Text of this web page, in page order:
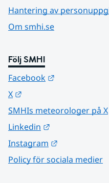
Hantering av
Om smhi.se
Följ SMHI
Facebook
X
SMHIs meteorologer på X
Linkedin
Instagram
Policy för sociala medier